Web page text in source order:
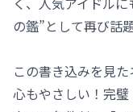
の鑑”として再び話
この書き込みを見
心もやさしい！完